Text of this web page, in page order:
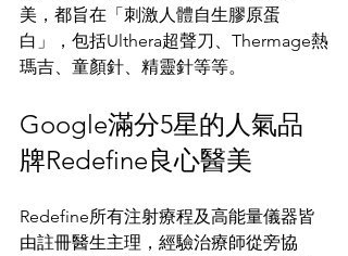
美，都旨在「刺激人體自生膠原蛋
白」，包括Ulthera超聲刀、Thermage熱
瑪吉、童顏針、精靈針等等。
Google滿分5星的人氣品
牌Redefine良心醫美
Redefine所有注射療程及高能量儀器皆
由註冊醫生主理，經驗治療師從旁協